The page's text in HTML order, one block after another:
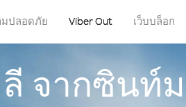
มปลอดภัย Viber Out เว็บบล็อก
จากซินท์